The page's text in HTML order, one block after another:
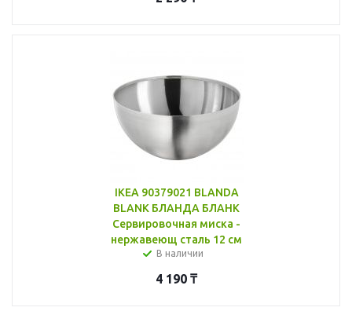
IKEA 90379021 BLANDA
BLANK БЛАНДА БЛАНК
Сервировочная миска -
нержавеющ сталь 12 см
В наличии
4 190 ₸